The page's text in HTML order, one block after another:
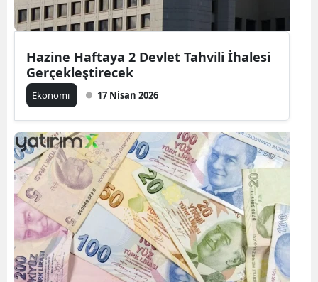
Hazine Haftaya 2 Devlet Tahvili İhalesi
Gerçekleştirecek
Ekonomi 17 Nisan 2026